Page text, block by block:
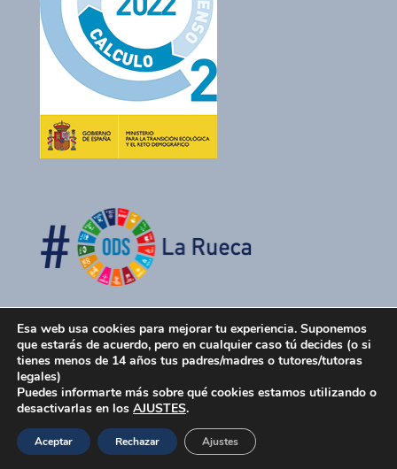
La Rueca Asociación 2026 -Política de Privacidad
Política de Cookies
Esa web usa cookies para mejorar tu experiencia. Suponemos
que estarás de acuerdo, pero en cualquier caso tú decides (o si
tienes menos de 14 años tus padres/madres o tutores/tutoras
legales)
Puedes informarte más sobre qué cookies estamos utilizando o
desactivarlas en los AJUSTES.
Aceptar Rechazar Ajustes